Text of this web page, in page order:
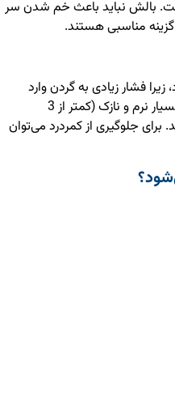
مناسب است. بالش نباید باعث خم شدن سر
مناسبی هستند.
فشار زیادی به گردن وارد
می‌کند. اگر عادت به این نوع خواب دارید، از بالش بسیار نرم و نازک (کمتر از 3
برای جلوگیری از کمردرد می‌توان